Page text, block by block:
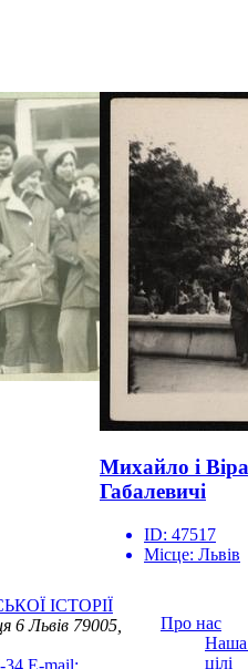
Михайло і Віра
Габалевичі
ID: 47517
Місце: Львів
ІСТОРІЇ
6Львів 79005,
34 E-mail:
Про нас
Наша
цілі